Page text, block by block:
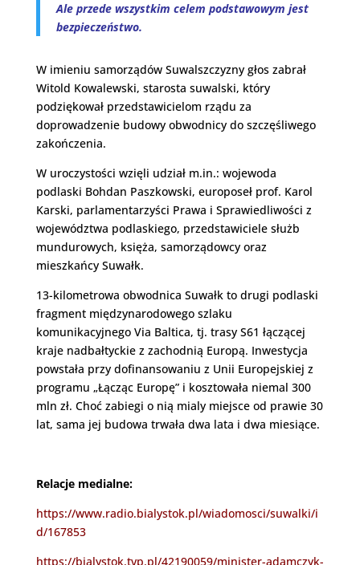
Ale przede wszystkim celem podstawowym jest
bezpieczeństwo.
W imieniu samorządów Suwalszczyzny głos zabrał
Witold Kowalewski, starosta suwalski, który
podziękował przedstawicielom rządu za
doprowadzenie budowy obwodnicy do szczęśliwego
zakończenia.
W uroczystości wzięli udział m.in.: wojewoda
podlaski Bohdan Paszkowski, europoseł prof. Karol
Karski, parlamentarzyści Prawa i Sprawiedliwości z
województwa podlaskiego, przedstawiciele służb
mundurowych, księża, samorządowcy oraz
mieszkańcy Suwałk.
13-kilometrowa obwodnica Suwałk to drugi podlaski
fragment międzynarodowego szlaku
komunikacyjnego Via Baltica, tj. trasy S61 łączącej
kraje nadbałtyckie z zachodnią Europą. Inwestycja
powstała przy dofinansowaniu z Unii Europejskiej z
programu „Łącząc Europę” i kosztowała niemal 300
mln zł. Choć zabiegi o nią mialy miejsce od prawie 30
lat, sama jej budowa trwała dwa lata i dwa miesiące.
Relacje medialne:
https://www.radio.bialystok.pl/wiadomosci/suwalki/i
d/167853
https://bialystok.tvp.pl/42190059/minister-adamczyk-